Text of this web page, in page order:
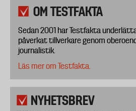
OM TESTFAKTA
Sedan 2001 har Testfakta
påverkat tillverkare genom
journalistik.
Läs mer om Testfakta.
NYHETSBREV